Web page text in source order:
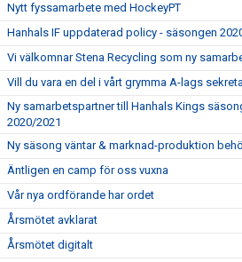
Nytt fyssamarbete med HockeyPT
Hanhals IF uppdaterad policy - säsongen
Vi välkomnar Stena Recycling som ny
Vill du vara en del i vårt grymma A-lags
Ny samarbetspartner till Hanhals Kings
2020/2021
Ny säsong väntar & marknad-produktion
Äntligen en camp för oss vuxna
Vår nya ordförande har ordet
Årsmötet avklarat
Årsmötet digitalt